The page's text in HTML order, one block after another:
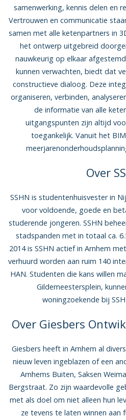
samenwerking, kennis delen en
Vertrou­wen en communicatie
samen met alle ketenpartners in
het ontwerp uitgebreid
nauwkeurig op elkaar
kunnen verwachten, biedt dat
constructieve dialoog. Deze
organiseren, verbinden,
de informatie van alle
uitgangspunten zijn altijd
toegankelijk. Vanuit het
Over
SSHN is studentenhuisvester in
voor voldoende, goede en
studerende jongeren. SSHN
stadspanden met in totaal ca.
2014 is SSHN actief in Arnhem
verhuurd worden aan ruim 140
HAN. Studenten die kans willen
Gildemeestersplein,
woningzoekende bij
Over Giesbers
Giesbers heeft in Arnhem al
nieuw leven ingeblazen of een
Arnhems Buiten, Saksen
Bergstraat. Zo zijn waardevolle
met als doel om niet alleen hun
ze tevens te laten winnen aan